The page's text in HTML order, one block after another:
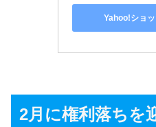
Yahoo!ショ
2月に権利落ちを